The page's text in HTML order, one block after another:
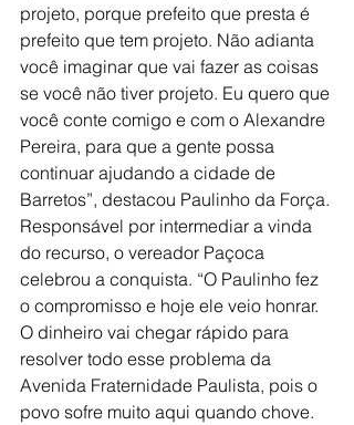
projeto, porque prefeito que presta é
prefeito que tem projeto. Não adianta
você imaginar que vai fazer as coisas
se você não tiver projeto. Eu quero que
você conte comigo e com o Alexandre
Pereira, para que a gente possa
continuar ajudando a cidade de
Barretos”, destacou Paulinho da Força.
Responsável por intermediar a vinda
do recurso, o vereador Paçoca
celebrou a conquista. “O Paulinho fez
o compromisso e hoje ele veio honrar.
O dinheiro vai chegar rápido para
resolver todo esse problema da
Avenida Fraternidade Paulista, pois o
povo sofre muito aqui quando chove.